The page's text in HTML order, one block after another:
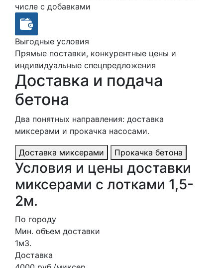
числе с добавками
Выгодные условия
Прямые поставки, конкурентные цены и
индивидуальные спецпредложения
Доставка и подача
бетона
Два понятных направления: доставка
миксерами и прокачка насосами.
Доставка миксерами Прокачка бетона
Условия и цены доставки
миксерами с лотками 1,5-
2м.
По городу
Мин. объем доставки
1м3.
Доставка